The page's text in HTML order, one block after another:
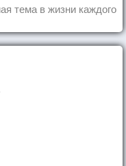
тема в жизни каждого